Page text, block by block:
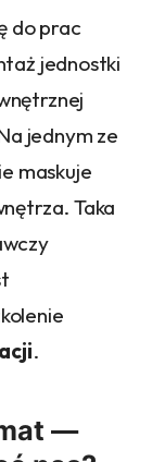
do prac
jednostki
jednym ze
maskuje
Taka
.
—